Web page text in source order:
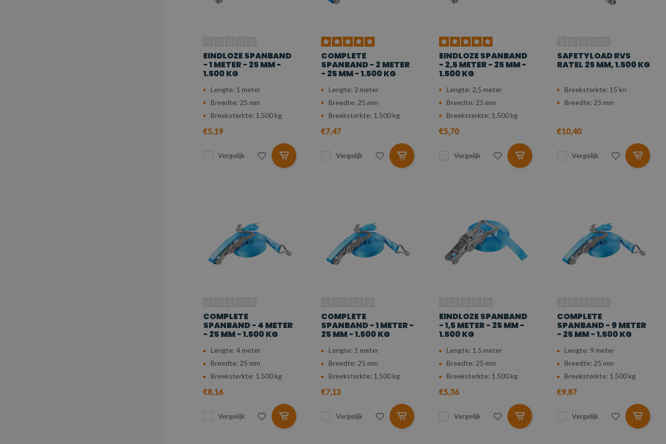
EINDLOZE SPANBAND
- 1 METER - 25 MM -
1.500 KG
Lengte: 1 meter
Breedte: 25 mm
Breeksterkte: 1.500 kg
€5,19
Vergelijk
COMPLETE
SPANBAND - 2 METER
- 25 MM - 1.500 KG
Lengte: 2 meter
Breedte: 25 mm
Breeksterkte: 1.500 kg
€7,47
Vergelijk
EINDLOZE SPANBAND
- 2,5 METER - 25 MM -
1.500 KG
Lengte: 2,5 meter
Breedte: 25 mm
Breeksterkte: 1.500 kg
€5,70
Vergelijk
SAFETYLOAD RVS
RATEL 25 MM, 1.500 KG
Breeksterkte: 15 kn
Breedte: 25 mm
€10,40
Vergelijk
COMPLETE
SPANBAND - 4 METER
- 25 MM - 1.500 KG
Lengte: 4 meter
Breedte: 25 mm
Breeksterkte: 1.500 kg
€8,16
Vergelijk
COMPLETE
SPANBAND - 1 METER -
25 MM - 1.500 KG
Lengte: 1 meter
Breedte: 25 mm
Breeksterkte: 1.500 kg
€7,13
Vergelijk
EINDLOZE SPANBAND
- 1,5 METER - 25 MM -
1.500 KG
Lengte: 1,5 meter
Breedte: 25 mm
Breeksterkte: 1.500 kg
€5,36
Vergelijk
COMPLETE
SPANBAND - 9 METER
- 25 MM - 1.500 KG
Lengte: 9 meter
Breedte: 25 mm
Breeksterkte: 1.500 kg
€9,87
Vergelijk